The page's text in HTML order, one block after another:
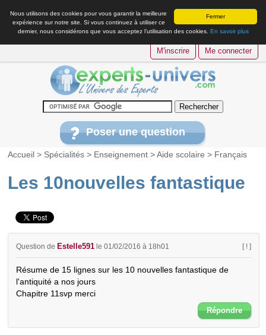
Fermer
Nous utilisons des cookies pour vous garantir la meilleure
expérience sur notre site. Si vous continuez à utiliser ce
dernier, nous considérons que vous acceptez l’utilisation des cookies. En savoir plus
M'inscrire Me connecter
Poser une question
Accueil > Spécialités > Enseignement >Aide scolaire > Français
Les 10nouvelles fantastique
Question de Estelle591 le 01/02/2016 à 18h01 [ ! ]
Résume de 15 lignes sur les 10 nouvelles fantastique de
l'antiquité a nos jours
Chapitre 11svp merci
Répondre